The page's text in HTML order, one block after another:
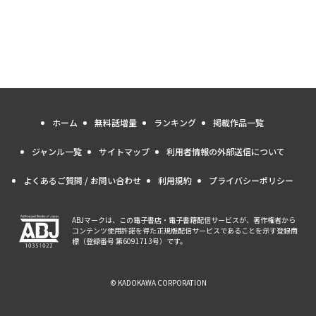
ホーム 無料話増量 ランキング 掲載作品一覧
ジャンル一覧 サイトマップ 利用者情報の外部送信について
よくあるご質問 / お問い合わせ 利用規約 プライバシーポリシー
ABJマークは、この電子書店・電子書籍配信サービスが、著作権者から
コンテンツ使用許諾を得た正規版配信サービスであることを示す登録商
標（登録番号 第6091713号）です。
© KADOKAWA CORPORATION